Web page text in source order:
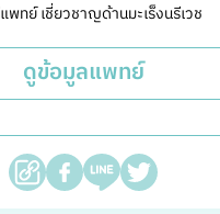
พทย์ เชี่ยวชาญด้านมะเร็งนรีเวช
ดูข้อมูลแพทย์